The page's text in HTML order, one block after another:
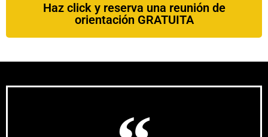
Haz click y reserva una reunión de
orientación GRATUITA